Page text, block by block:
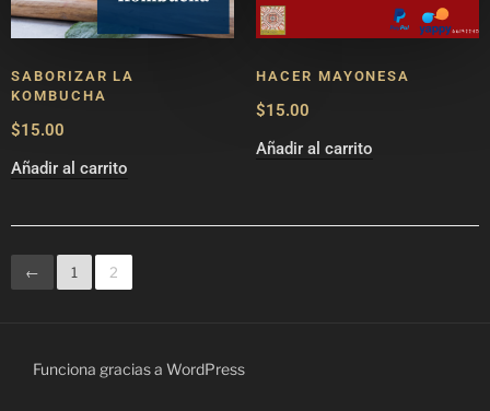
SABORIZAR LA
KOMBUCHA
$15.00
Añadir al carrito
HACER MAYONESA
$15.00
Añadir al carrito
← 1 2
Funciona gracias a WordPress